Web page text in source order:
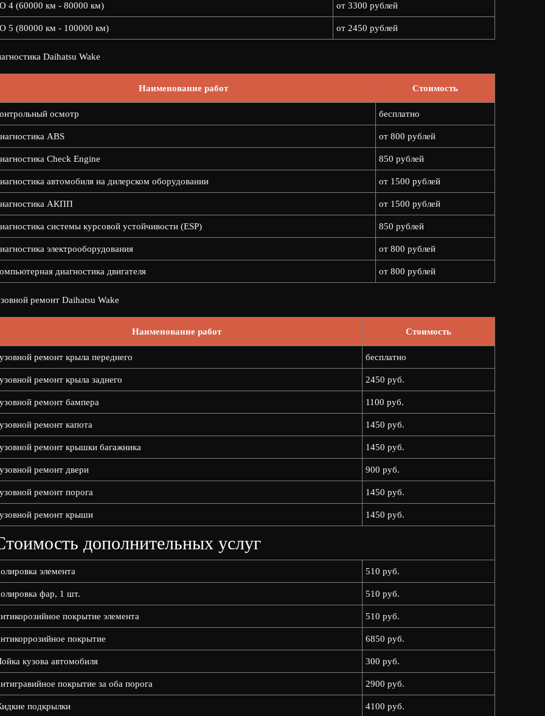
4 (60000 км - 80000 км) от 3300 рублей
5 (80000 км - 100000 км) от 2450 рублей
Daihatsu Wake
Наименование работ Стоимость
осмотр бесплатно
ABS от 800 рублей
Check Engine 850 рублей
автомобиля на дилерском оборудовании от 1500 рублей
АКПП от 1500 рублей
системы курсовой устойчивости (ESP) 850 рублей
электрооборудования от 800 рублей
диагностика двигателя от 800 рублей
ремонт Daihatsu Wake
Наименование работ Стоимость
ремонт крыла переднего бесплатно
ремонт крыла заднего 2450 руб.
ремонт бампера 1100 руб.
ремонт капота 1450 руб.
ремонт крышки багажника 1450 руб.
ремонт двери 900 руб.
ремонт порога 1450 руб.
ремонт крыши 1450 руб.
дополнительных услуг
элемента 510 руб.
фар, 1 шт. 510 руб.
покрытие элемента 510 руб.
покрытие 6850 руб.
кузова автомобиля 300 руб.
покрытие за оба порога 2900 руб.
подкрылки 4100 руб.